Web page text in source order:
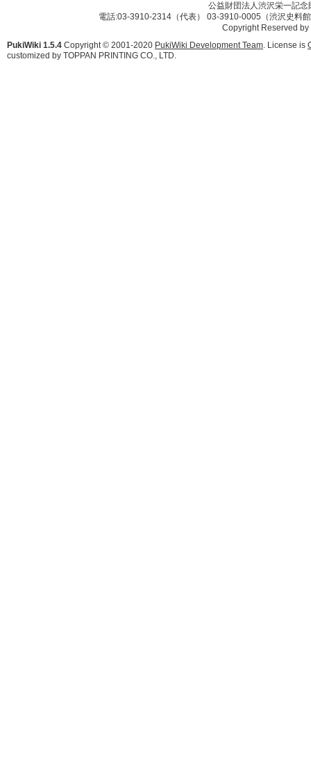
公益財団法人渋沢栄一記
電話:03-3910-2314（代表） 03-3910-0005（渋沢史料
Copyright Reserved
PukiWiki 1.5.4 Copyright © 2001-2020 PukiWiki Development Team. License is
customized by TOPPAN PRINTING CO., LTD.